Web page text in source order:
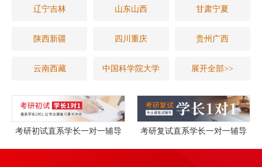
辽宁吉林 山东山西 甘肃宁夏
陕西新疆 四川重庆 贵州广西
云南西藏 中国科学院大学 展开全部>>
考研初试直系学长一对一辅导 考研复试直系学长一对一辅导